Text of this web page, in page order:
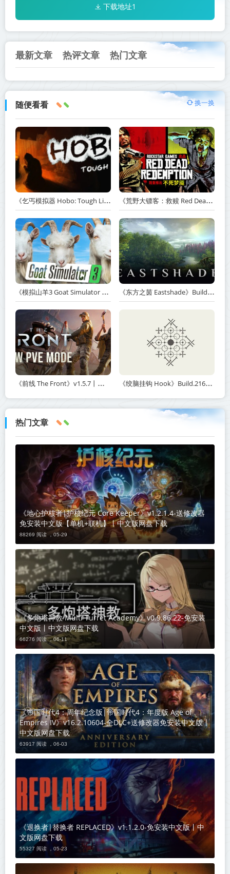
下载地址1
最新文章 热评文章 热门文章
随便看看 换一换
《乞丐模拟器 Hobo: Tough Life》v1.20.010-赠原声带+解锁全人物满级通关存档+多项修改器【单机+联机】丨中文版网盘下载 《荒野大镖客：救赎 Red Dead Redemption》v1.0.42.46611-送修改器丨中文版网盘下载
《模拟山羊3 Goat Simulator 3》v1.2.0.2-全DLC+含重制版【单机+联机】【PC/手机双端】丨中文版网盘下载 《东方之茵 Eastshade》Build.20251455-免安装中文版丨中文版网盘下载
《前线 The Front》v1.5.7丨中文版网盘下载 《绞脑挂钩 Hook》Build.21678887-免安装中文版丨中文版网盘下载
热门文章
《地心护核者|护核纪元 Core Keeper》v1.2.1.4-送修改器
免安装中文版【单机+联机】丨中文版网盘下载
88269 阅读 ，05-29
《多炮塔神教 Multi Turret Academy》v0.9.86.22-免安装
中文版丨中文版网盘下载
66276 阅读 ，06-11
《帝国时代4：周年纪念版|帝国时代4：年度版 Age of
Empires IV》v16.2.10604-全DLC+送修改器免安装中文版丨
中文版网盘下载
63917 阅读 ， 06-03
《退换者|替换者 REPLACED》v1.1.2.0-免安装中文版丨中
文版网盘下载
55327 阅读 ， 05-23